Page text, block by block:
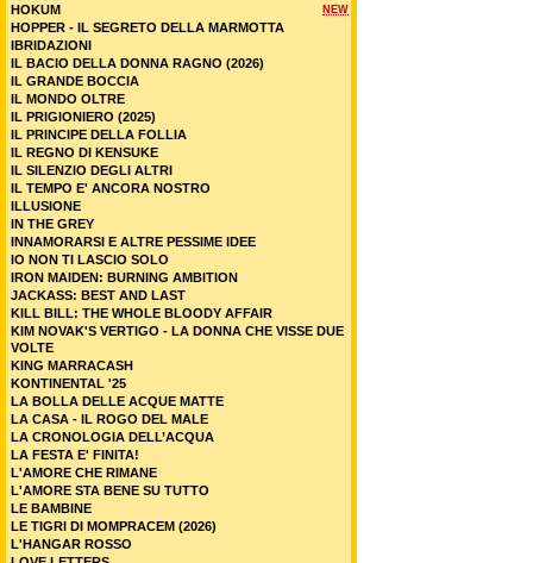
NEW
HOKUM
HOPPER - IL SEGRETO DELLA MARMOTTA
IBRIDAZIONI
IL BACIO DELLA DONNA RAGNO (2026)
IL GRANDE BOCCIA
IL MONDO OLTRE
IL PRIGIONIERO (2025)
IL PRINCIPE DELLA FOLLIA
IL REGNO DI KENSUKE
IL SILENZIO DEGLI ALTRI
IL TEMPO E' ANCORA NOSTRO
ILLUSIONE
IN THE GREY
INNAMORARSI E ALTRE PESSIME IDEE
IO NON TI LASCIO SOLO
IRON MAIDEN: BURNING AMBITION
JACKASS: BEST AND LAST
KILL BILL: THE WHOLE BLOODY AFFAIR
KIM NOVAK'S VERTIGO - LA DONNA CHE VISSE DUE
VOLTE
KING MARRACASH
KONTINENTAL '25
LA BOLLA DELLE ACQUE MATTE
LA CASA - IL ROGO DEL MALE
LA CRONOLOGIA DELL’ACQUA
LA FESTA E' FINITA!
L'AMORE CHE RIMANE
L'AMORE STA BENE SU TUTTO
LE BAMBINE
LE TIGRI DI MOMPRACEM (2026)
L'HANGAR ROSSO